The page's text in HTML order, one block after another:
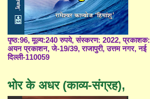
पृष्ठ:96, मूल्य:240 रुपये, संस्करण: 2022, प्रकाशक:
अयन प्रकाशन, जे-19/39, राजापुरी, उत्तम नगर, नई
दिल्ली-110059
भोर के अधर (काव्य-संग्रह),